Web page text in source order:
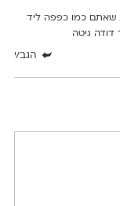
שאתם כמו כפפה ליד
דודה גיטה
הגב/י